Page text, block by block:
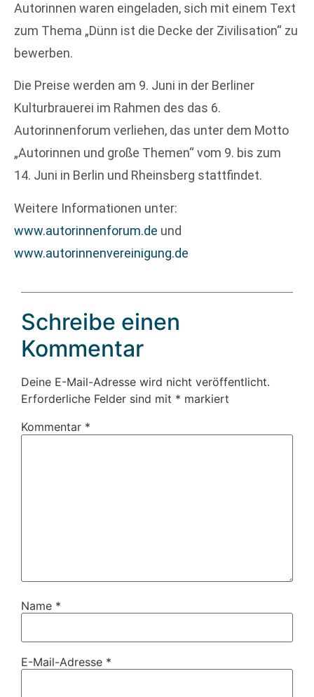
Autorinnen waren eingeladen, sich mit einem Text
zum Thema „Dünn ist die Decke der Zivilisation“ zu
bewerben.
Die Preise werden am 9. Juni in der Berliner
Kulturbrauerei im Rahmen des das 6.
Autorinnenforum verliehen, das unter dem Motto
„Autorinnen und große Themen“ vom 9. bis zum
14. Juni in Berlin und Rheinsberg stattfindet.
Weitere Informationen unter:
www.autorinnenforum.de und
www.autorinnenvereinigung.de
Schreibe einen
Kommentar
Deine E-Mail-Adresse wird nicht veröffentlicht.
Erforderliche Felder sind mit * markiert
Kommentar *
Name *
E-Mail-Adresse *